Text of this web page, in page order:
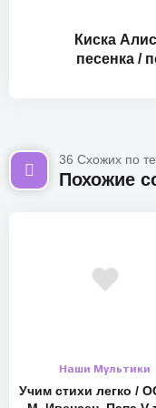
https://vk.com/
index
* Купим мы, бабушка
* Улитка
* Машина едет
Киска
песенка /
36 Схожих по
Похожие
Наши Мультики
Учим стихи легко /